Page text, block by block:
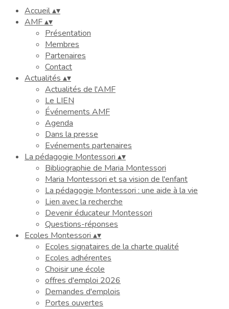
Accueil▴▾
AMF▴▾
Présentation
Membres
Partenaires
Contact
Actualités ▴▾
Actualités de l'AMF
Le LIEN
Événements AMF
Agenda
Dans la presse
Evénements partenaires
La pédagogie Montessori ▴▾
Bibliographie de Maria Montessori
Maria Montessori et sa vision de l'enfant
La pédagogie Montessori : une aide à la vie
Lien avec la recherche
Devenir éducateur Montessori
Questions-réponses
Ecoles Montessori ▴▾
Ecoles signataires de la charte qualité
Ecoles adhérentes
Choisir une école
offres d'emploi 2026
Demandes d'emplois
Portes ouvertes